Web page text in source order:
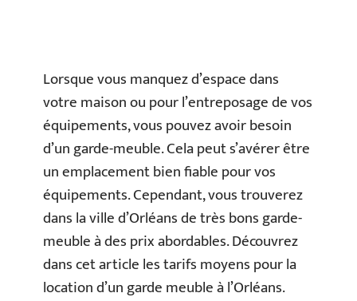
Lorsque vous manquez d’espace dans
votre maison ou pour l’entreposage de vos
équipements, vous pouvez avoir besoin
d’un garde-meuble. Cela peut s’avérer être
un emplacement bien fiable pour vos
équipements. Cependant, vous trouverez
dans la ville d’Orléans de très bons garde-
meuble à des prix abordables. Découvrez
dans cet article les tarifs moyens pour la
location d’un garde meuble à l’Orléans.